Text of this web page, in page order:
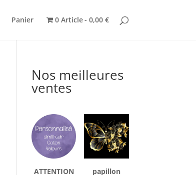
Panier 0 Article 0,00 €
Nos meilleures
ventes
ATTENTION
papillon